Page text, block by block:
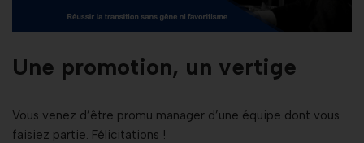
Une promotion, un vertige
Vous venez d’être promu manager d’une équipe dont vous
faisiez partie. Félicitations !